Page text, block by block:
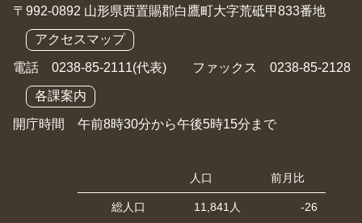
〒992-0892 山形県西置賜郡白鷹町大字荒砥甲833番地
アクセスマップ
電話 0238-85-2111(代表) ファックス 0238-85-2128
各課案内
開庁時間 午前8時30分から午後5時15分まで
人口 前月比
総人口 11,841人 -26